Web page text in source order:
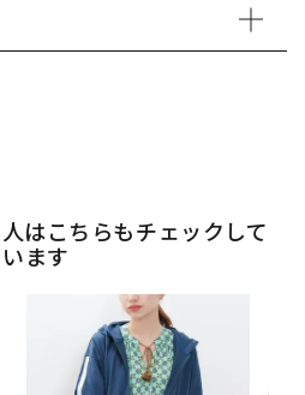
はこちらもチェックして
います